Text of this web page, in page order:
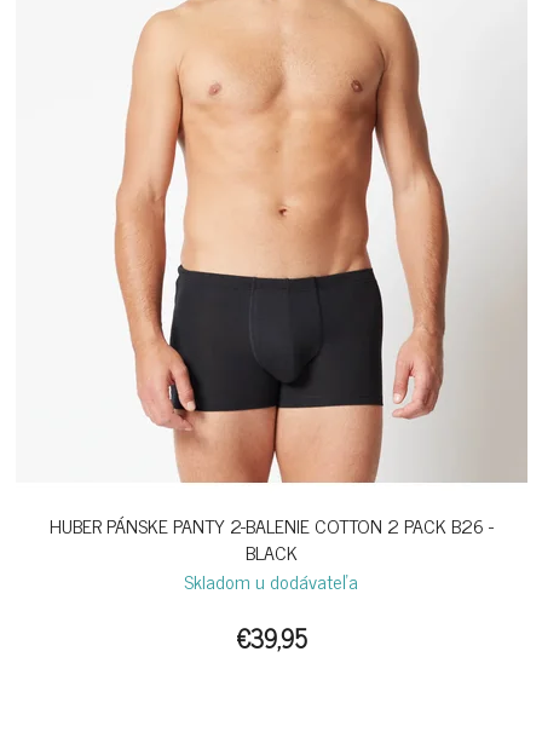
HUBER PÁNSKE PANTY 2-BALENIE COTTON 2 PACK B26 -
BLACK
Skladom u dodávateľa
€39,95